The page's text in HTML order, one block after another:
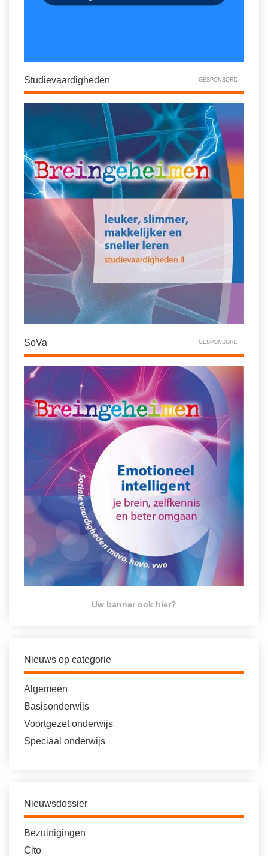
Studievaardigheden GESPONSORD
SoVa GESPONSORD
Uw banner ook hier?
Nieuws op categorie
Algemeen
Basisonderwijs
Voortgezet onderwijs
Speciaal onderwijs
Nieuwsdossier
Bezuinigingen
Cito